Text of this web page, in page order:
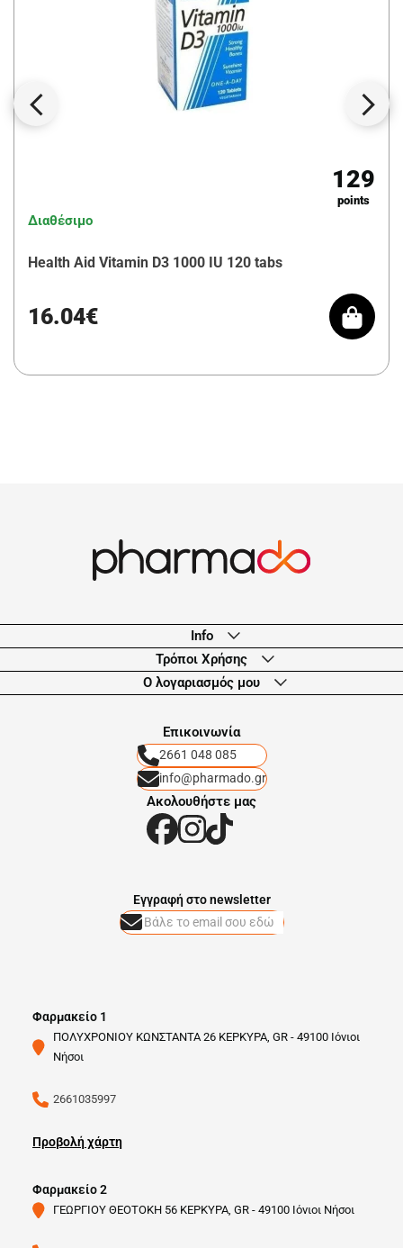
129
points
Διαθέσιμο
Health Aid Vitamin D3 1000 IU 120 tabs
16.04€
Info
Τρόποι Χρήσης
Ο λογαριασμός μου
Eπικοινωνία
2661 048 085
info@pharmado.gr
Ακολουθήστε μας
Φαρμακείο 1
ΠΟΛΥΧΡΟΝΙΟΥ ΚΩΝΣΤΑΝΤΑ 26 ΚΕΡΚΥΡΑ, GR - 49100 Ιόνιοι
Νήσοι
2661035997
Προβολή χάρτη
Φαρμακείο 2
ΓΕΩΡΓΙΟΥ ΘΕΟΤΟΚΗ 56 ΚΕΡΚΥΡΑ, GR - 49100 Ιόνιοι Νήσοι
Eγγραφή στο newsletter